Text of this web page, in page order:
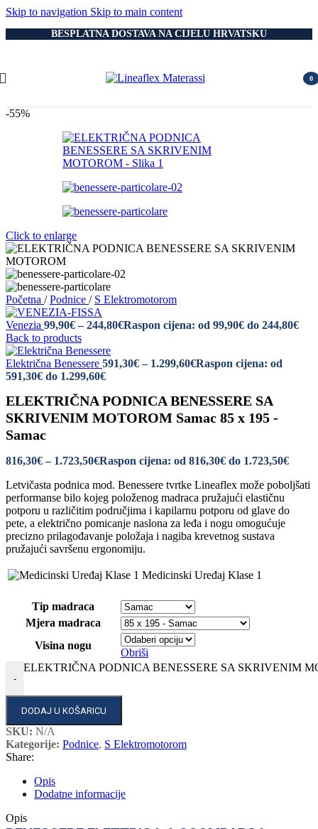
Skip to navigation Skip to main content
BESPLATNA DOSTAVA NA CIJELU HRVATSKU
0
-55%
Click to enlarge
Početna / Podnice / S Elektromotorom
Venezia 99,90€ – 244,80€Raspon cijena: od 99,90€ do 244,80€
Back to products
Električna Benessere 591,30€ – 1.299,60€Raspon cijena: od
591,30€ do 1.299,60€
ELEKTRIČNA PODNICA BENESSERE SA
SKRIVENIM MOTOROM Samac 85 x 195 -
Samac
816,30€ – 1.723,50€Raspon cijena: od 816,30€ do 1.723,50€
Letvičasta podnica mod. Benessere tvrtke Lineaflex može poboljšati
performanse bilo kojeg položenog madraca pružajući elastičnu
potporu u različitim područjima i kapilarnu potporu od glave do
pete, a električno pomicanje naslona za leđa i nogu omogućuje
precizno prilagođavanje položaja i nagiba krevetnog sustava
pružajući savršenu ergonomiju.
Medicinski Uređaj Klase 1
Tip madraca
Mjera madraca
Visina nogu
Obriši
-
ELEKTRIČNA PODNICA BENESSERE SA SKRIVENIM
DODAJ U KOŠARICU
SKU: N/A
Kategorije: Podnice, S Elektromotorom
Share:
Opis
Dodatne informacije
Opis